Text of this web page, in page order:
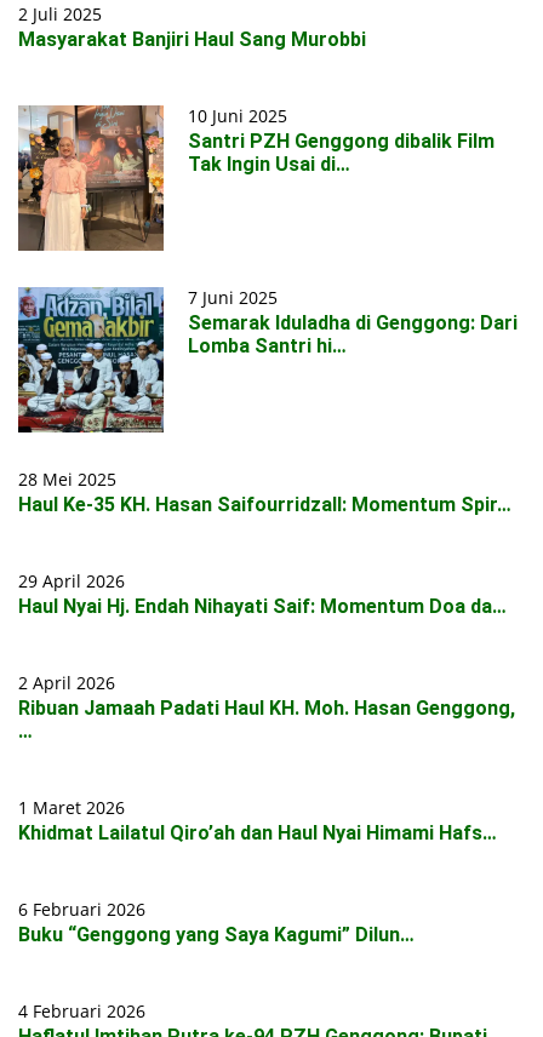
2 Juli 2025
Masyarakat Banjiri Haul Sang Murobbi
10 Juni 2025
Santri PZH Genggong dibalik Film
Tak Ingin Usai di…
7 Juni 2025
Semarak Iduladha di Genggong: Dari
Lomba Santri hi…
28 Mei 2025
Haul Ke-35 KH. Hasan Saifourridzall: Momentum Spir…
29 April 2026
Haul Nyai Hj. Endah Nihayati Saif: Momentum Doa da…
2 April 2026
Ribuan Jamaah Padati Haul KH. Moh. Hasan Genggong,
…
1 Maret 2026
Khidmat Lailatul Qiro’ah dan Haul Nyai Himami Hafs…
6 Februari 2026
Buku “Genggong yang Saya Kagumi” Dilun…
4 Februari 2026